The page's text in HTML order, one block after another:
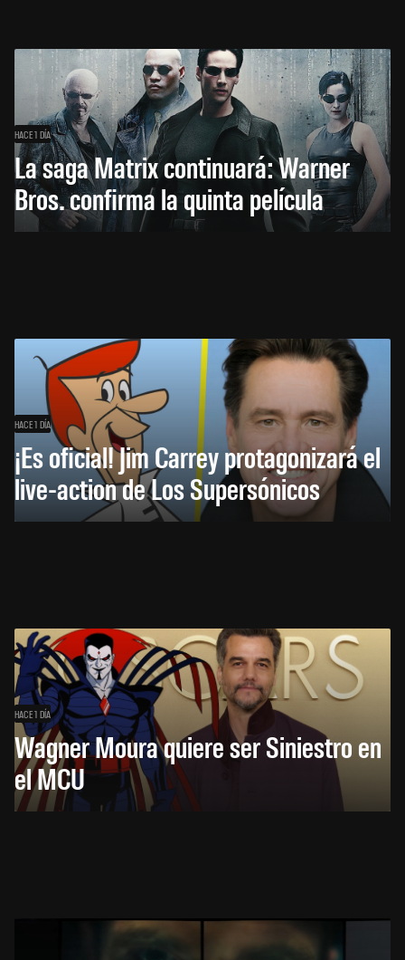
HACE 1 DÍA
La saga Matrix continuará: Warner
Bros. confirma la quinta película
HACE 1 DÍA
¡Es oficial! Jim Carrey protagonizará el
live-action de Los Supersónicos
HACE 1 DÍA
Wagner Moura quiere ser Siniestro en
el MCU